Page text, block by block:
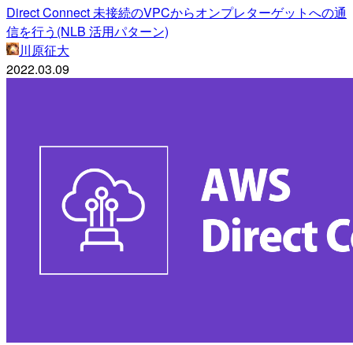
Direct Connect 未接続のVPCからオンプレターゲットへの通
信を行う(NLB 活用パターン)
川原征大
2022.03.09